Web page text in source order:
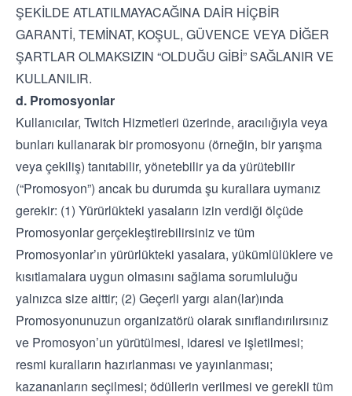
ŞEKİLDE ATLATILMAYACAĞINA DAİR HİÇBİR
GARANTİ, TEMİNAT, KOŞUL, GÜVENCE VEYA DİĞER
ŞARTLAR OLMAKSIZIN “OLDUĞU GİBİ” SAĞLANIR VE
KULLANILIR.
d. Promosyonlar
Kullanıcılar, Twitch Hizmetleri üzerinde, aracılığıyla veya
bunları kullanarak bir promosyonu (örneğin, bir yarışma
veya çekiliş) tanıtabilir, yönetebilir ya da yürütebilir
(“Promosyon”) ancak bu durumda şu kurallara uymanız
gerekir: (1) Yürürlükteki yasaların izin verdiği ölçüde
Promosyonlar gerçekleştirebilirsiniz ve tüm
Promosyonlar’ın yürürlükteki yasalara, yükümlülüklere ve
kısıtlamalara uygun olmasını sağlama sorumluluğu
yalnızca size aittir; (2) Geçerli yargı alan(lar)ında
Promosyonunuzun organizatörü olarak sınıflandırılırsınız
ve Promosyon’un yürütülmesi, idaresi ve işletilmesi;
resmi kuralların hazırlanması ve yayınlanması;
kazananların seçilmesi; ödüllerin verilmesi ve gerekli tüm